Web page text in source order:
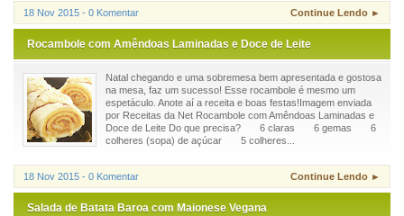
18 Nov 2015 - 0 Komentar Continue Lendo ►
Rocambole com Amêndoas Laminadas e Doce de Leite
Natal chegando e uma sobremesa bem apresentada e gostosa
na mesa, faz um sucesso! Esse rocambole é mesmo um
espetáculo. Anote aí a receita e boas festas!Imagem enviada
por Receitas da Net Rocambole com Amêndoas Laminadas e
Doce de Leite Do que precisa? 6 claras 6 gemas 6
colheres (sopa) de açúcar 5 colheres...
18 Nov 2015 - 0 Komentar Continue Lendo ►
Salada de Batata Baroa com Maionese Vegana